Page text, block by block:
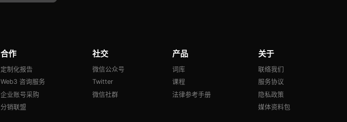
合作
定制化报告
Web3 咨询服务
企业账号采购
分销联盟
社交
微信公众号
Twitter
微信社群
产品
词库
课程
法律参考手册
关于
联络我们
服务协议
隐私政策
媒体资料包